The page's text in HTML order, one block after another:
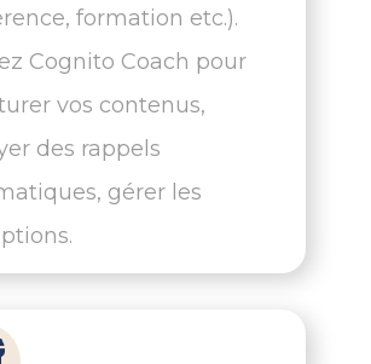
formation etc.).
Cognito Coach pour
vos contenus,
des rappels
gérer les